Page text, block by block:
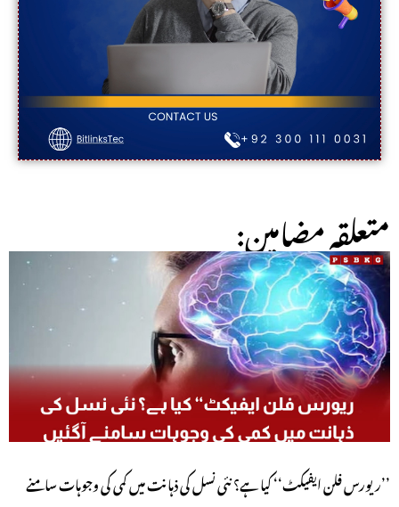
:متعلقہ مضامین
’’ریورس فلن ایفیکٹ‘‘ کیا ہے؟ نئی نسل کی ذہانت میں کمی کی وجوہات سامنے